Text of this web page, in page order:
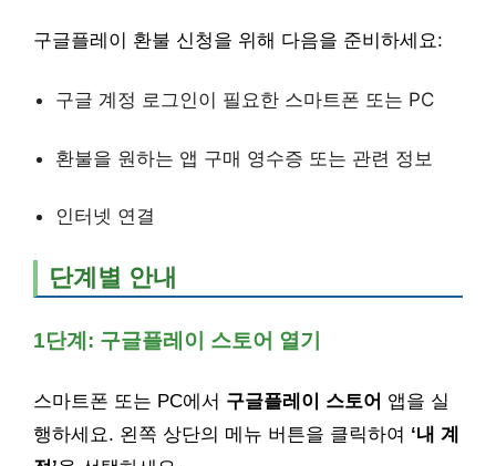
구글플레이 환불 신청을 위해 다음을 준비하세요:
구글 계정 로그인이 필요한 스마트폰 또는 PC
환불을 원하는 앱 구매 영수증 또는 관련 정보
인터넷 연결
단계별 안내
1단계: 구글플레이 스토어 열기
스마트폰 또는 PC에서 구글플레이 스토어 앱을 실
행하세요. 왼쪽 상단의 메뉴 버튼을 클릭하여 ‘내 계